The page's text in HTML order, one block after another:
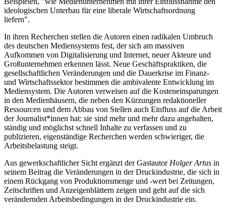
ideologischen Unterbau für eine liberale Wirtschaftsordnung
liefern".
In ihren Recherchen stellen die Autoren einen radikalen Umbruch
des deutschen Mediensystems fest, der sich am massiven
Aufkommen von Digitalisierung und Internet, neuer Akteure und
Großunternehmen erkennen lässt. Neue Geschäftspraktiken, die
gesellschaftlichen Veränderungen und die Dauerkrise im Finanz-
und Wirtschaftssektor bestimmen die ambivalente Entwicklung im
Mediensystem. Die Autoren verweisen auf die Kosteneinsparungen
in den Medienhäusern, die neben den Kürzungen redaktioneller
Ressourcen und dem Abbau von Stellen auch Einfluss auf die Arbeit
der Journalist*innen hat: sie sind mehr und mehr dazu angehalten,
ständig und möglichst schnell Inhalte zu verfassen und zu
publizieren, eigenständige Recherchen werden schwieriger, die
Arbeitsbelastung steigt.
Aus gewerkschaftlicher Sicht ergänzt der Gastautor Holger Artus in
seinem Beitrag die Veränderungen in der Druckindustrie, die sich in
einem Rückgang von Produktionsmenge und -wert bei Zeitungen,
Zeitschriften und Anzeigenblättern zeigen und geht auf die sich
verändernden Arbeitsbedingungen in der Druckindustrie ein.